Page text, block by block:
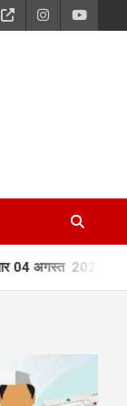
आज का